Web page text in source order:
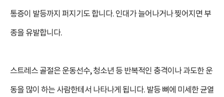
통증이 발등까지 퍼지기도 합니다. 인대가 늘어나거나 찢어지면 부
종을 유발합니다.
스트레스 골절은 운동선수, 청소년 등 반복적인 충격이나 과도한 운
동을 많이 하는 사람한테서 나타나게 됩니다. 발등 뼈에 미세한 균열